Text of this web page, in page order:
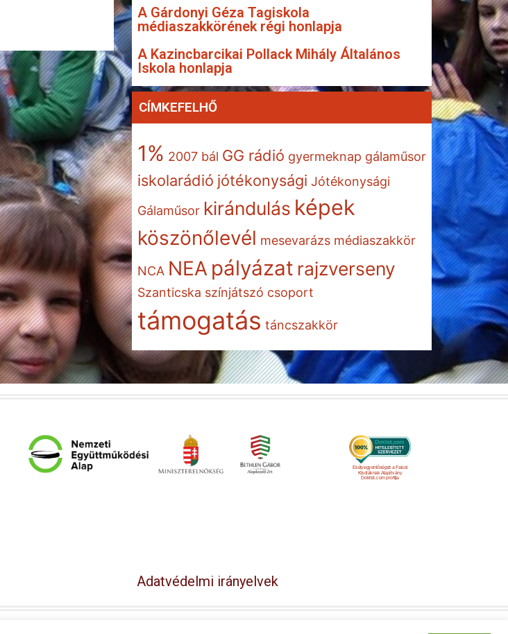
A Gárdonyi Géza Tagiskola
médiaszakkörének régi honlapja
A Kazincbarcikai Pollack Mihály Általános
Iskola honlapja
CÍMKEFELHŐ
1% 2007 bál GG rádió gyermeknap gálaműsor
iskolarádió jótékonysági Jótékonysági
Gálaműsor kirándulás képek
köszönőlevél mesevarázs médiaszakkör
NCA NEA pályázat rajzverseny
Szanticska színjátszó csoport
támogatás táncszakkör
Esélyegyenlőséget a Falusi
Kisdiáknak Alapítvány
Doklist.com profilja
Adatvédelmi irányelvek